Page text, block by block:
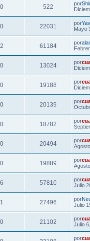
0 522 por
0 22031 por
Mayo
2 61184 por
0 13024 por
0 19188 por
0 20139 por
0 18782 por
0 20494 por
0 19889 por
6 57810 por
Julio
1 27496 por
Julio
0 21102 por
Julio
por